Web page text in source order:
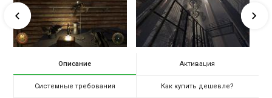
Описание Активация
Системные требования Как купить дешевле?